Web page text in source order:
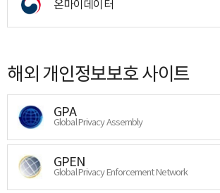
온마이데이터
해외 개인정보보호 사이트
GPA
Global Privacy Assembly
GPEN
Global Privacy Enforcement Network